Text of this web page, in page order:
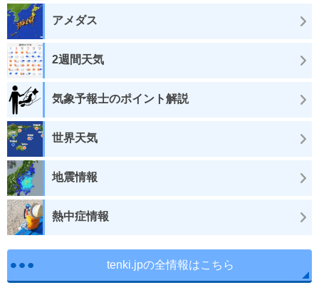
アメダス
2週間天気
気象予報士のポイント解説
世界天気
地震情報
熱中症情報
tenki.jpの全情報はこちら